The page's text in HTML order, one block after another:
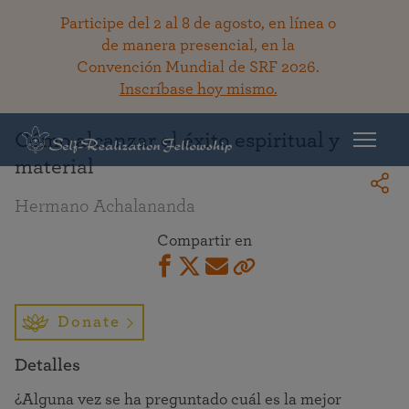
Participe del 2 al 8 de agosto, en línea o
de manera presencial, en la
Convención Mundial de SRF 2026.
Inscríbase hoy mismo.
Regresar a la bibioteca
Cómo alcanzar el éxito espiritual y
material
Hermano Achalananda
Compartir en
Donate
Detalles
¿Alguna vez se ha preguntado cuál es la mejor